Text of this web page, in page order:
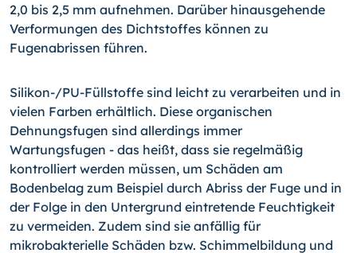
2,0 bis 2,5 mm aufnehmen. Darüber hinausgehende
Verformungen des Dichtstoffes können zu
Fugenabrissen führen.
Silikon-/PU-Füllstoffe sind leicht zu verarbeiten und in
vielen Farben erhältlich. Diese organischen
Dehnungsfugen sind allerdings immer
Wartungsfugen - das heißt, dass sie regelmäßig
kontrolliert werden müssen, um Schäden am
Bodenbelag zum Beispiel durch Abriss der Fuge und in
der Folge in den Untergrund eintretende Feuchtigkeit
zu vermeiden. Zudem sind sie anfällig für
mikrobakterielle Schäden bzw. Schimmelbildung und